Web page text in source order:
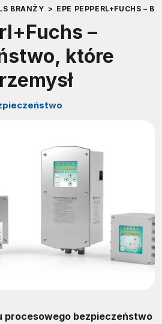
BRANŻY > EPE PEPPERL+FUCHS –
–
które
procesowego bezpieczeństwo